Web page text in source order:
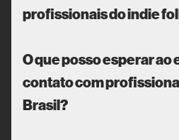
profissionais do indie
O que posso esperar ao
contato com
Brasil?